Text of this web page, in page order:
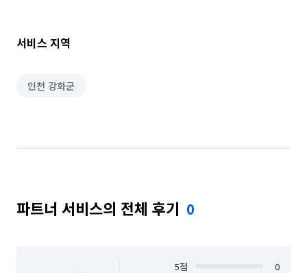
서비스 지역
인천 강화군
파트너 서비스의 전체 후기 0
5점
0